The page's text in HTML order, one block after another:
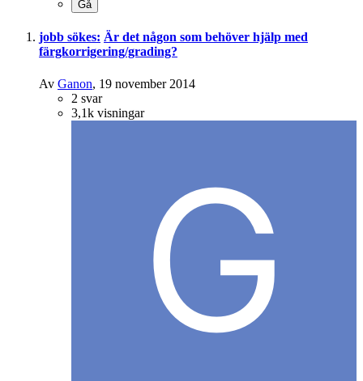
jobb sökes: Är det någon som behöver hjälp med
färgkorrigering/grading?
Av Ganon, 19 november 2014
2 svar
3,1k visningar